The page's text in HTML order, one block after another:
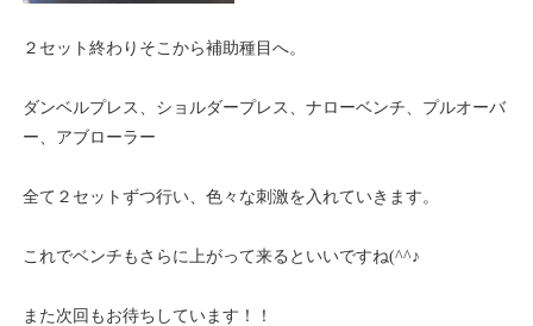
２セット終わりそこから補助種目へ。
ダンベルプレス、ショルダープレス、ナローベンチ、プルオーバ
ー、アブローラー
全て２セットずつ行い、色々な刺激を入れていきます。
これでベンチもさらに上がって来るといいですね(^^♪
また次回もお待ちしています！！